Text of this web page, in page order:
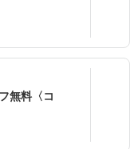
無料〈コ